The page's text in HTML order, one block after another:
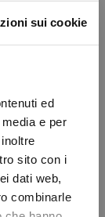
sui cookie
ed
e per
sito con i
dati web,
combinarle